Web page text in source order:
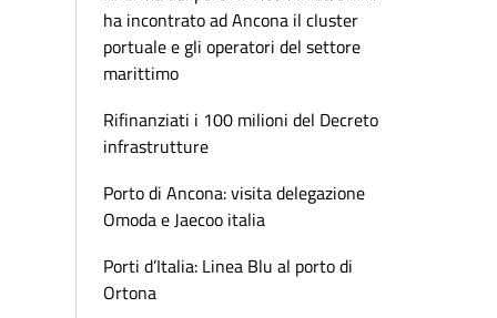
ha incontrato ad Ancona il cluster
portuale e gli operatori del settore
marittimo
Rifinanziati i 100 milioni del Decreto
infrastrutture
Porto di Ancona: visita delegazione
Omoda e Jaecoo italia
Porti d’Italia: Linea Blu al porto di
Ortona